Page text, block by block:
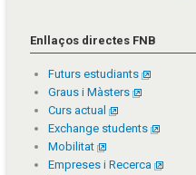
Enllaços directes FNB
Futurs estudiants
Graus i Màsters
Curs actual
Exchange students
Mobilitat
Empreses i Recerca